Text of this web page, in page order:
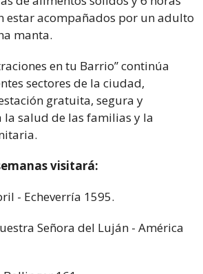
estar acompañados por un adulto
manta.
en tu Barrio” continúa
sectores de la ciudad,
gratuita, segura y
salud de las familias y la
visitará:
- Echeverría 1595.
Señora del Luján - América